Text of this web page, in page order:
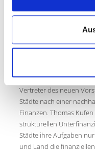
Vorsitzender des
Essener
Marc Herter, sowie der
In der anschließenden
Vertreter des neuen
Städte nach einer
Finanzen. Thomas
strukturellen
Städte ihre Aufgaben
und Land die